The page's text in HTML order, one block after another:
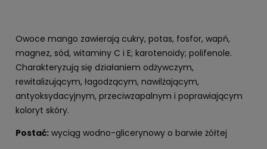
Owoce mango zawierają cukry, potas, fosfor, wapń,
magnez, sód, witaminy C i E; karotenoidy; polifenole.
Charakteryzują się działaniem odżywczym,
rewitalizującym, łagodzącym, nawilżającym,
antyoksydacyjnym, przeciwzapalnym i poprawiającym
koloryt skóry.
Postać: wyciąg wodno-glicerynowy o barwie żółtej